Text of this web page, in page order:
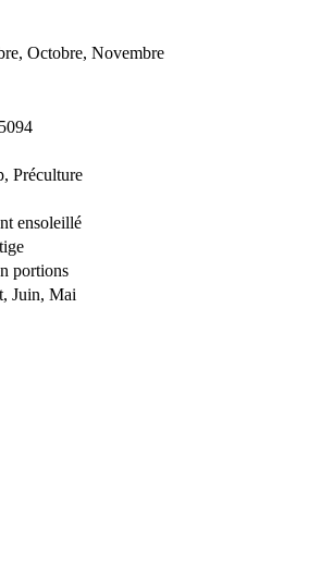
Octobre, Novembre
Préculture
ensoleillé
portions
Juin, Mai